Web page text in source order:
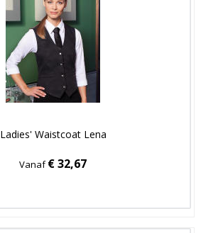
Ladies' Waistcoat Lena
Vanaf€ 32,67